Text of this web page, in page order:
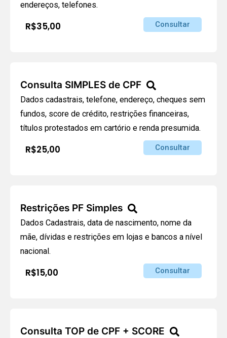
endereços, telefones.
R$35,00 Consultar
Consulta SIMPLES de CPF
Dados cadastrais, telefone, endereço, cheques sem
fundos, score de crédito, restrições financeiras,
títulos protestados em cartório e renda presumida.
R$25,00 Consultar
Restrições PF Simples
Dados Cadastrais, data de nascimento, nome da
mãe, dívidas e restrições em lojas e bancos a nível
nacional.
R$15,00 Consultar
Consulta TOP de CPF + SCORE